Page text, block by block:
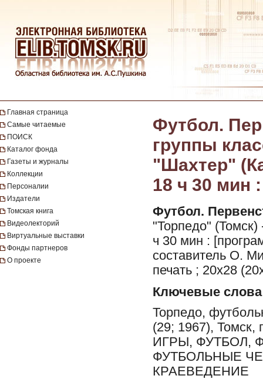
Главная страница
Самые читаемые
ПОИСК
Каталог фонда
Газеты и журналы
Коллекции
Персоналии
Издатели
Томская книга
Видеолекторий
Виртуальные выставки
Фонды партнеров
О проекте
Футбол.
группы
"Шахтер"
18 ч 30 мин
Футбол.
"Торпедо"
ч 30 мин :
составитель О.
печать ; 20х28
Ключевые слова
Торпедо,
(29; 1967),
ИГРЫ, ФУТБОЛ,
ФУТБОЛЬНЫЕ
КРАЕВЕДЕНИЕ